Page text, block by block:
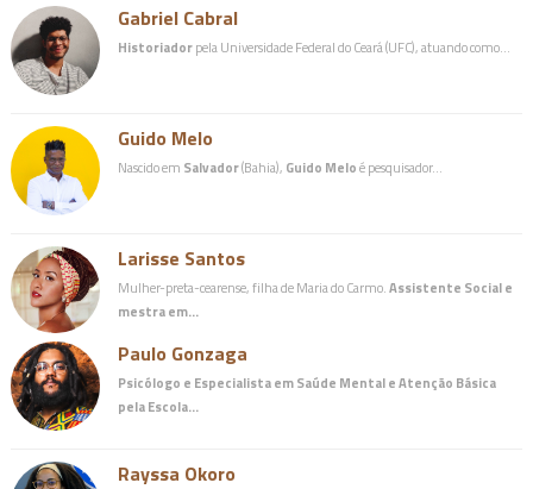
Gabriel Cabral
Historiadorpela Universidade Federal do Ceará (UFC), atuando como…
Guido Melo
Nascido em Salvador(Bahia), Guido Meloé pesquisador…
Larisse Santos
Mulher-preta-cearense, filha de Maria do Carmo.Assistente Social e
mestra em…
Paulo Gonzaga
Psicólogo e Especialista em Saúde Mental e Atenção Básica
pela Escola…
Rayssa Okoro